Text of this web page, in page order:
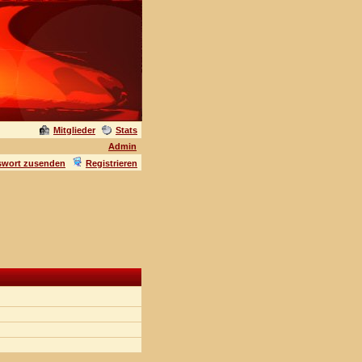
Mitglieder
Stats
Admin
zusenden Registrieren